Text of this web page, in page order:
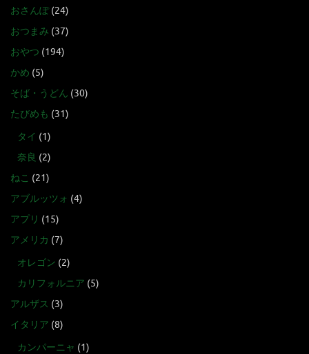
おさんぽ(24)
おつまみ (37)
おやつ (194)
かめ (5)
そば・うどん (30)
たびめも (31)
タイ (1)
奈良 (2)
ねこ (21)
アブルッツォ (4)
アプリ (15)
アメリカ (7)
オレゴン (2)
カリフォルニア (5)
アルザス (3)
イタリア (8)
カンパーニャ (1)